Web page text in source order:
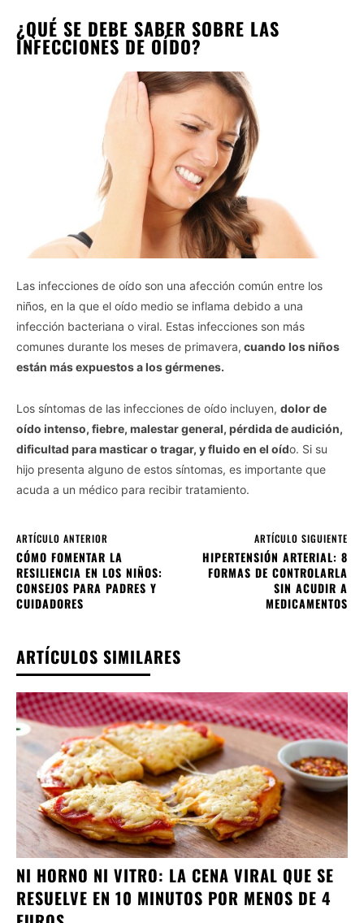
¿QUÉ SE DEBE SABER SOBRE LAS
INFECCIONES DE OÍDO?
Las infecciones de oído son una afección común entre los
niños, en la que el oído medio se inflama debido a una
infección bacteriana o viral. Estas infecciones son más
comunes durante los meses de primavera, cuando los niños
están más expuestos a los gérmenes.
Los síntomas de las infecciones de oído incluyen, dolor de
oído intenso, fiebre, malestar general, pérdida de audición,
dificultad para masticar o tragar, y fluido en el oído. Si su
hijo presenta alguno de estos síntomas, es importante que
acuda a un médico para recibir tratamiento.
ARTÍCULO ANTERIOR
CÓMO FOMENTAR LA
RESILIENCIA EN LOS NIÑOS:
CONSEJOS PARA PADRES Y
CUIDADORES
ARTÍCULO SIGUIENTE
HIPERTENSIÓN ARTERIAL: 8
FORMAS DE CONTROLARLA
SIN ACUDIR A
MEDICAMENTOS
ARTÍCULOS SIMILARES
NI HORNO NI VITRO: LA CENA VIRAL QUE SE
RESUELVE EN 10 MINUTOS POR MENOS DE 4